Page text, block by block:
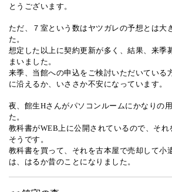
とうございます。
ただ、７室という数はヤツガレの予想とは大
た。
想定した以上に契約更新が多く、結果、来季
まいました。
来季、当館への申込をご検討いただいている
に沿えるか、いささか不安になっています。
夜、館生Hさんがパソコンルームにかなりの
た。
教科書がWEB上に公開されているので、それ
そうです。
教科書を買って、それを古本屋で売却して小
は、はるか昔のことになりました。